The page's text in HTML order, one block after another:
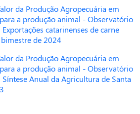
da Produção Agropecuária em
a produção animal - Observatório
Exportações catarinenses de carne
de 2024
da Produção Agropecuária em
a produção animal - Observatório
Síntese Anual da Agricultura de Santa